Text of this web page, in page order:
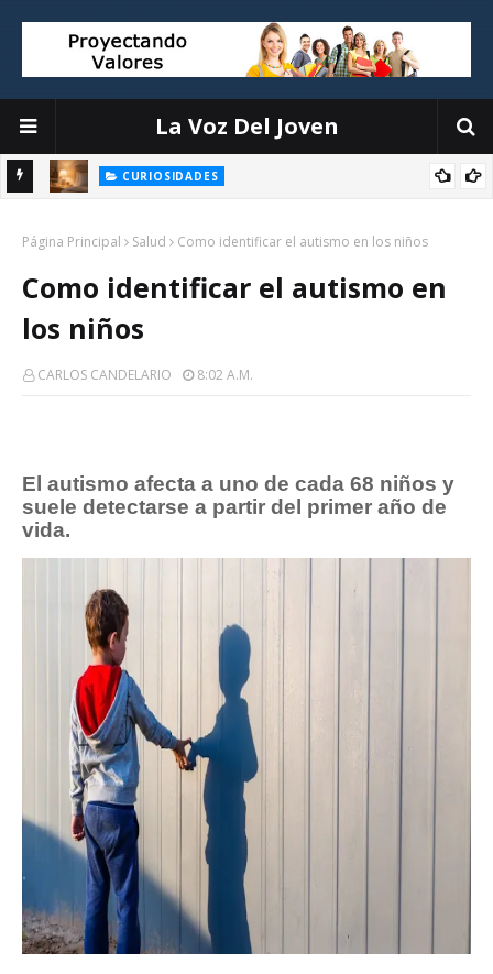
La Voz Del Joven
CURIOSIDADES
complicaciones
Página Principal Salud Como identificar el autismo en los niños
Como identificar el autismo en
los niños
CARLOS CANDELARIO 8:02 A.m.
El autismo afecta a uno de cada 68 niños y
suele detectarse a partir del primer año de
vida.